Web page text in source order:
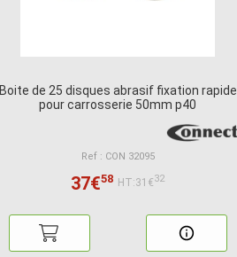
Boite de 25 disques abrasif fixation rapide
pour carrosserie 50mm p40
Ref : CON 32095
37€58 HT:31€32